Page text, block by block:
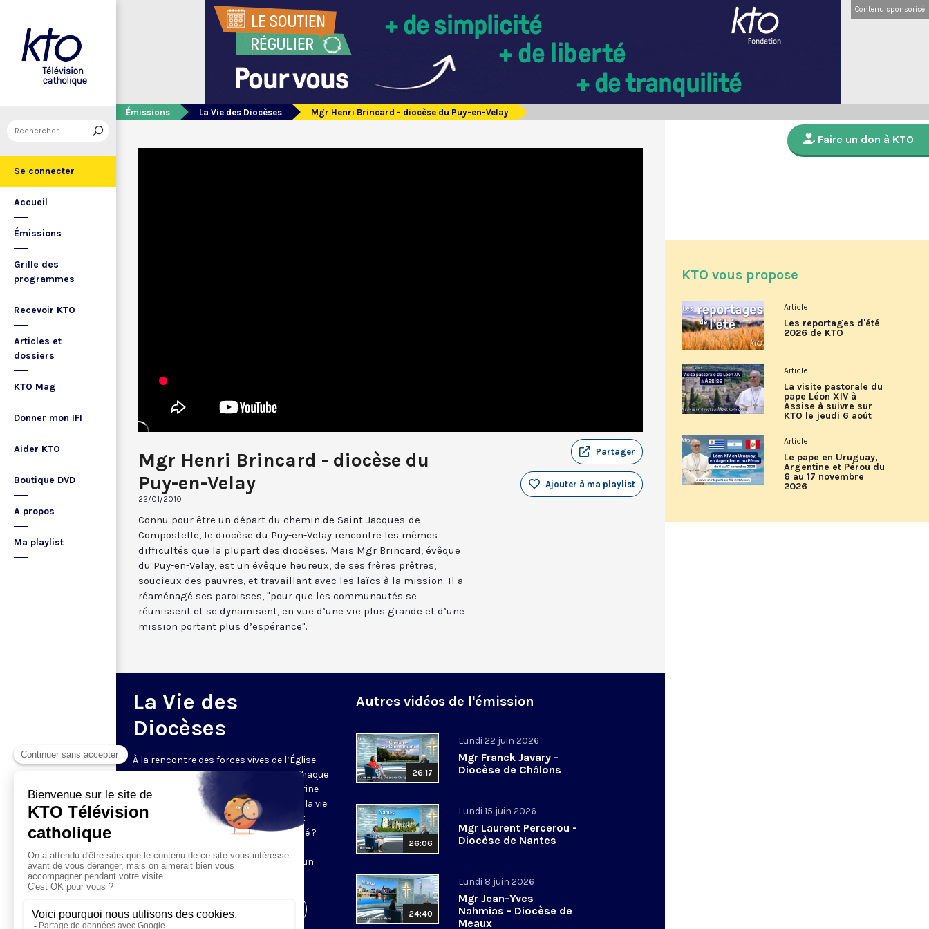
Se connecter
Accueil
Émissions
Grille des
programmes
Recevoir KTO
Articles et
dossiers
KTO Mag
Donner mon IFI
Aider KTO
Boutique DVD
A propos
Ma playlist
Contenu sponsorisé
Émissions La Vie des Diocèses Mgr Henri Brincard - diocèse du Puy-en-Velay
Mgr Henri Brincard - diocèse du
Puy-en-Velay
22/01/2010
Partager
Ajouter à ma playlist
Connu pour être un départ du chemin de Saint-Jacques-de-
Compostelle, le diocèse du Puy-en-Velay rencontre les mêmes
difficultés que la plupart des diocèses. Mais Mgr Brincard, évêque
du Puy-en-Velay, est un évêque heureux, de ses frères prêtres,
soucieux des pauvres, et travaillant avec les laïcs à la mission. Il a
réaménagé ses paroisses, "pour que les communautés se
réunissent et se dynamisent, en vue d’une vie plus grande et d’une
mission portant plus d’espérance".
La Vie des
Diocèses
À la rencontre des forces vives de l’Église
catholique en France et en Belgique. Chaque
semaine, un évêque est reçu par Honorine
Grasset pour remettre en perspective la vie
et l’actualité de son diocèse. Comment
l’Evangile est-il concrètement annoncé ?
Reportages et interviews nourrissent un
échange franc et direct.
Visiter la page de l'émission
Autres vidéos de l'émission
26:17
Lundi 22 juin 2026
Mgr Franck Javary -
Diocèse de Châlons
26:06
Lundi 15 juin 2026
Mgr Laurent Percerou -
Diocèse de Nantes
24:40
Lundi 8 juin 2026
Mgr Jean-Yves
Nahmias - Diocèse de
Meaux
Faire un don à KTO
KTO vous propose
Article
Les reportages d'été
2026 de KTO
Article
La visite pastorale du
pape Léon XIV à
Assise à suivre sur
KTO le jeudi 6 août
Article
Le pape en Uruguay,
Argentine et Pérou du
6 au 17 novembre
2026